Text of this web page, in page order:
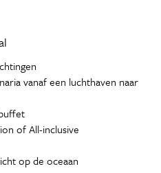
vanaf een luchthaven naar
of All-inclusive
op de oceaan